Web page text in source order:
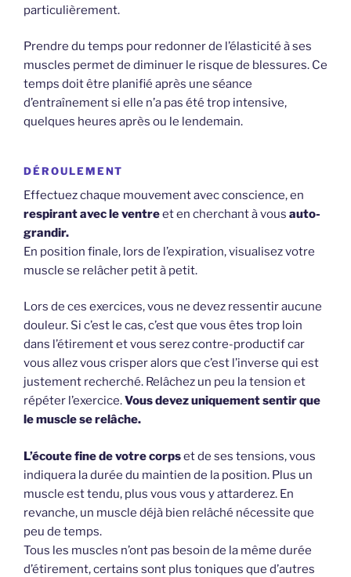
particulièrement.
Prendre du temps pour redonner de l’élasticité à ses
muscles permet de diminuer le risque de blessures. Ce
temps doit être planifié après une séance
d’entraînement si elle n’a pas été trop intensive,
quelques heures après ou le lendemain.
DÉROULEMENT
Effectuez chaque mouvement avec conscience, en
respirant avec le ventreet en cherchant à vous auto-
grandir.
En position finale, lors de l’expiration, visualisez votre
muscle se relâcher petit à petit.
Lors de ces exercices, vous ne devez ressentir aucune
douleur. Si c’est le cas, c’est que vous êtes trop loin
dans l’étirement et vous serez contre-productif car
vous allez vous crisper alors que c’est l’inverse qui est
justement recherché. Relâchez un peu la tension et
répéter l’exercice.Vous devez uniquement sentir que
le muscle se relâche.
L’écoute fine de votre corpset de ses tensions, vous
indiquera la durée du maintien de la position. Plus un
muscle est tendu, plus vous vous y attarderez. En
revanche, un muscle déjà bien relâché nécessite que
peu de temps.
Tous les muscles n’ont pas besoin de la même durée
d’étirement, certains sont plus toniques que d’autres